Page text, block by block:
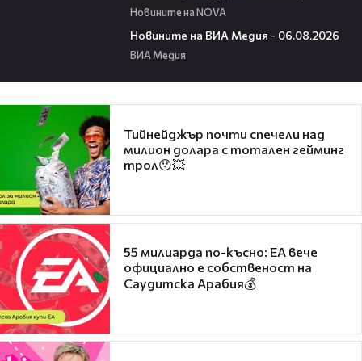
Новините на NOVA
Новините на ВИА Медия - 06.08.2026
ВИА Медия
Тийнейджър почти спечели над
милион долара с тотален гейминг
трол😯💥
55 милиарда по-късно: EA вече
официално е собственост на
Саудитска Арабия💰